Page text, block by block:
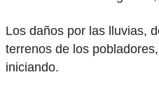
Los daños por las lluvias,
terrenos de los
iniciando.